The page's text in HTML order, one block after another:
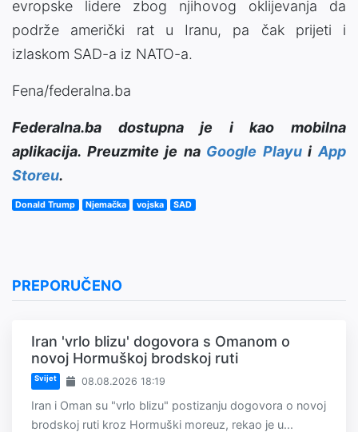
evropske lidere zbog njihovog oklijevanja da
podrže američki rat u Iranu, pa čak prijeti i
izlaskom SAD-a iz NATO-a.
Fena/federalna.ba
Federalna.ba dostupna je i kao mobilna
aplikacija. Preuzmite je na Google PlayuiApp
Storeu.
Donald Trump Njemačka vojska SAD
PREPORUČENO
Iran 'vrlo blizu' dogovora s Omanom o
novoj Hormuškoj brodskoj ruti
Svijet 08.08.2026 18:19
Iran i Oman su "vrlo blizu" postizanju dogovora o novoj
brodskoj ruti kroz Hormuški moreuz, rekao je u...